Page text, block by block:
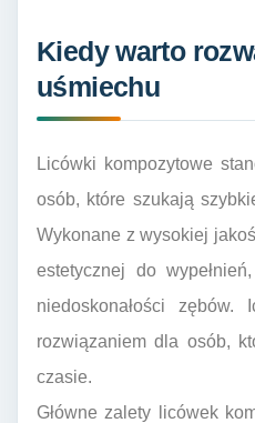
Kiedy warto
uśmiechu
Licówki kompozytowe
osób, które szukają
Wykonane z wysokiej
estetycznej do
niedoskonałości
rozwiązaniem dla osób,
czasie.
Główne zalety licówek